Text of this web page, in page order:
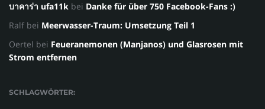
บาคาร่า ufa11k bei Danke für über 750 Facebook-Fans :)
Ralf bei Meerwasser-Traum: Umsetzung Teil 1
Oertel bei Feueranemonen (Manjanos) und Glasrosen mit
Strom entfernen
SCHLAGWÖRTER: